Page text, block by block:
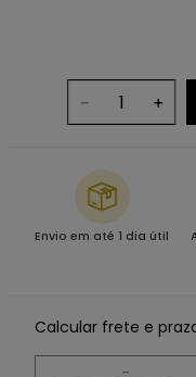
＋
－
Envio em até 1 dia útil
Calcular frete e